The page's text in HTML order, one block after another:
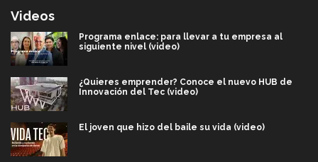
Videos
Programa enlace: para llevar a tu empresa al
siguiente nivel (video)
¿Quieres emprender? Conoce el nuevo HUB de
Innovación del Tec (video)
El joven que hizo del baile su vida (video)